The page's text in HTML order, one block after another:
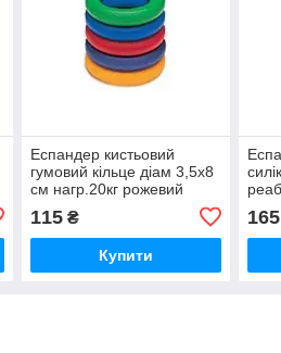
Еспандер кистьовий
гумовий кільце діам 3,5х8
см нагр.20кг рожевий
115₴
Купити
165